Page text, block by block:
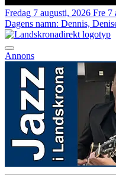
Fredag 7 augusti, 2026 Fre 7
Dagens namn: Dennis,
Annons